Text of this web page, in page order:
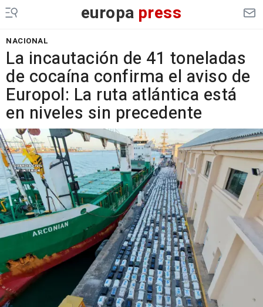
europa press
NACIONAL
La incautación de 41 toneladas
de cocaína confirma el aviso de
Europol: La ruta atlántica está
en niveles sin precedente